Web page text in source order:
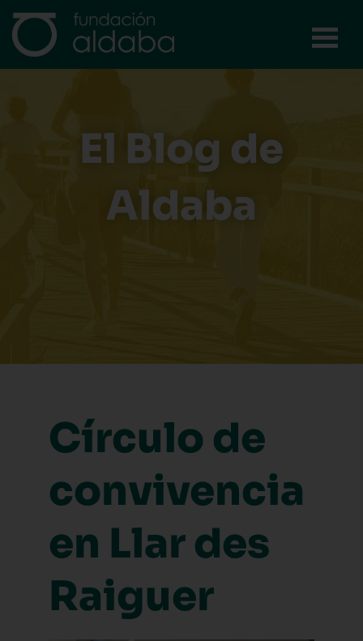
contenido
El Blog de
Aldaba
Círculo de
convivencia
en Llar des
Raiguer